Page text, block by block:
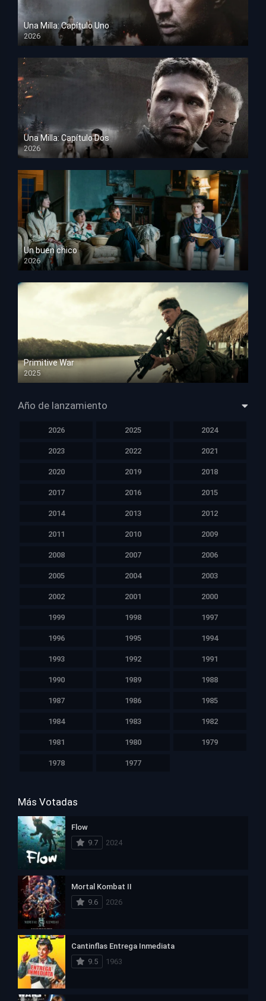
Una Milla: Capítulo Uno
2026
HD 1080p
Una Milla: Capítulo Dos
2026
HD 1080p
Un buen chico
2026
HD 1080p
Primitive War
2025
HD 1080p
Año de lanzamiento
2026 2025 2024
2023 2022 2021
2020 2019 2018
2017 2016 2015
2014 2013 2012
2011 2010 2009
2008 2007 2006
2005 2004 2003
2002 2001 2000
1999 1998 1997
1996 1995 1994
1993 1992 1991
1990 1989 1988
1987 1986 1985
1984 1983 1982
1981 1980 1979
1978 1977
Más Votadas
Flow
9.7
2024
Mortal Kombat II
9.6
2026
Cantinflas Entrega Inmediata
9.5
1963